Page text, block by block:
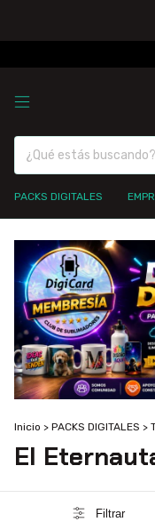
PACKS DIGITALES
Inicio > PACKS DIGITALES >
El
Filtrar